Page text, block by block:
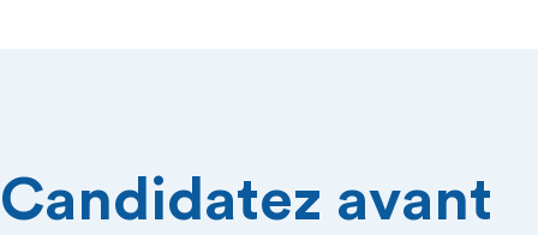
Candidatez avant